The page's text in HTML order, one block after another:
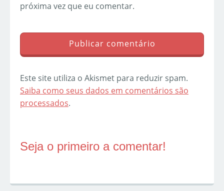
próxima vez que eu comentar.
Este site utiliza o Akismet para reduzir spam.
Saiba como seus dados em comentários são
processados.
Seja o primeiro a comentar!